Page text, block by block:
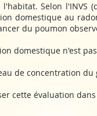
Selon l'INVS
domestique au
du poumon
domestique n'est
de concentration
cette évaluation